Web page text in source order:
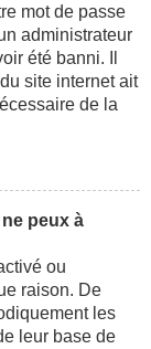
mot de passe
administrateur
été banni. Il
site internet ait
de la
peux à
ou
raison. De
les
leur base de